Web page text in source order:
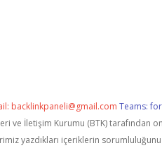
backlinkpaneli@gmail.com Teams:
ve İletişim Kurumu (BTK)
yazdıkları içeriklerin